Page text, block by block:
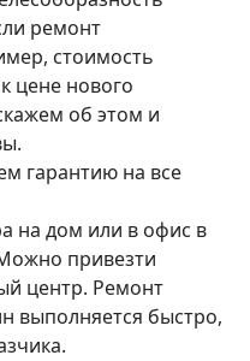
ремонт
стоимость
цене нового
об этом и
гарантию на все
на дом или в офис в
привезти
центр. Ремонт
выполняется быстро,